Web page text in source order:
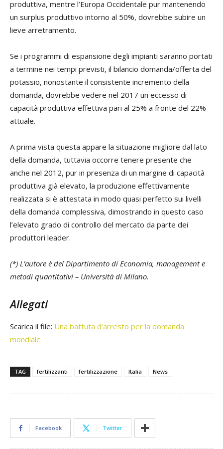
produttiva, mentre l’Europa Occidentale pur mantenendo
un surplus produttivo intorno al 50%, dovrebbe subire un
lieve arretramento.
Se i programmi di espansione degli impianti saranno portati
a termine nei tempi previsti, il bilancio domanda/offerta del
potassio, nonostante il consistente incremento della
domanda, dovrebbe vedere nel 2017 un eccesso di
capacità produttiva effettiva pari al 25% a fronte del 22%
attuale.
A prima vista questa appare la situazione migliore dal lato
della domanda, tuttavia occorre tenere presente che
anche nel 2012, pur in presenza di un margine di capacità
produttiva già elevato, la produzione effettivamente
realizzata si è attestata in modo quasi perfetto sui livelli
della domanda complessiva, dimostrando in questo caso
l’elevato grado di controllo del mercato da parte dei
produttori leader.
(*) L’autore è del Dipartimento di Economia, management e
metodi quantitativi – Università di Milano.
Allegati
Scarica il file: Una battuta d’arresto per la domanda
mondiale
TAG fertilizzanti fertilizzazione Italia News
Facebook Twitter